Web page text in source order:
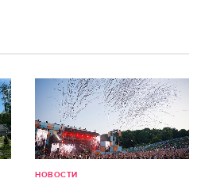
НОВОСТИ